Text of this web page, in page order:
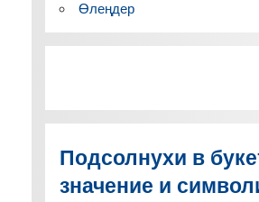
Өлеңдер
Подсолнухи в
значение и